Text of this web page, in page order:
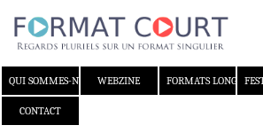
QUI SOMMES-NOUS ?WEBZINE FORMATS LONGS
CONTACT